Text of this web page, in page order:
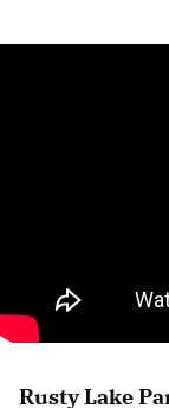
Rusty Lake